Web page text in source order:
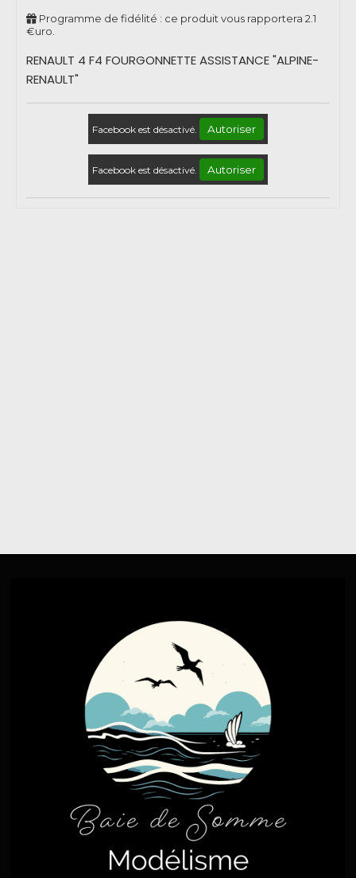
Programme de fidélité : ce produit vous rapportera 2.1
€uro.
RENAULT 4 F4 FOURGONNETTE ASSISTANCE "ALPINE-
RENAULT"
Facebook est désactivé. Autoriser
Facebook est désactivé. Autoriser